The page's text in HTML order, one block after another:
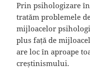
Prin psihologizare
tratăm problemele
mijloacelor
plus față de
are loc în aproape
creștinismului.